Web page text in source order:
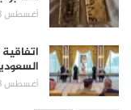
أغسطس 8, 2026
أغسطس 8, 2026